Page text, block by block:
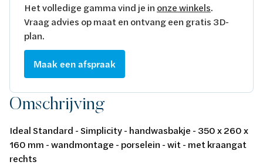
Het volledige gamma vind je in onze winkels.
Vraag advies op maat en ontvang een gratis 3D-
plan.
Maak een afspraak
Omschrijving
Ideal Standard - Simplicity - handwasbakje - 350 x 260 x
160 mm - wandmontage - porselein - wit - met kraangat
rechts